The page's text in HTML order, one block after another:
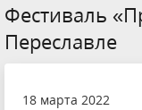
Фестиваль
Переславле
18 марта 2022